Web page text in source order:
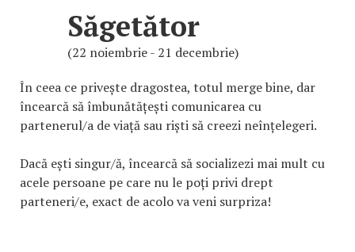
Săgetător
(22 noiembrie - 21 decembrie)
În ceea ce privește dragostea, totul merge bine, dar
încearcă să îmbunătățești comunicarea cu
partenerul/a de viață sau riști să creezi neînțelegeri.
Dacă ești singur/ă, încearcă să socializezi mai mult cu
acele persoane pe care nu le poți privi drept
parteneri/e, exact de acolo va veni surpriza!